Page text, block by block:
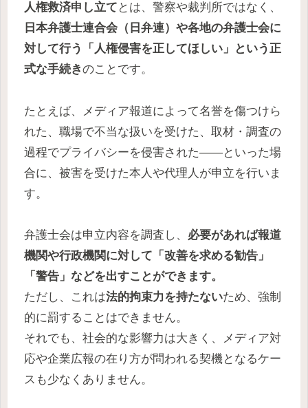
人権救済申し立て とは、警察や裁判所ではなく、
日本弁護士連合会（日弁連）や各地の弁護士会に
対して行う「人権侵害を正してほしい」という正
式な手続きのことです。
たとえば、メディア報道によって名誉を傷つけら
れた、職場で不当な扱いを受けた、取材・調査の
過程でプライバシーを侵害された――といった場
合に、被害を受けた本人や代理人が申立を行いま
す。
弁護士会は申立内容を調査し、 必要があれば報道
機関や行政機関に対して「改善を求める勧告」
「警告」などを出すことができます。
ただし、これは法的拘束力を持たないため、強制
的に罰することはできません。
それでも、社会的な影響力は大きく、メディア対
応や企業広報の在り方が問われる契機となるケー
スも少なくありません。